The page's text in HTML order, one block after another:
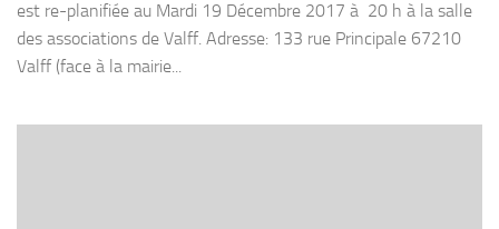
est re-planifiée au Mardi 19 Décembre 2017 à 20 h à la salle
des associations de Valff. Adresse: 133 rue Principale 67210
Valff (face à la mairie...